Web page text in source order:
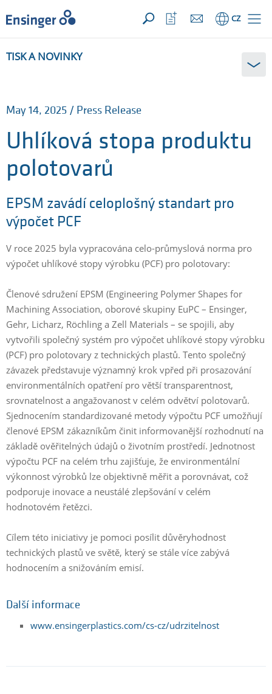
VAŠE POPTÁVKA ({{productCount}} Produkty)OTEVŘÍT
Domů CZ
Otevřít
seznam
oblíbených
TISK A NOVINKY
May 14, 2025 / Press Release
Uhlíková stopa produktu
polotovarů
EPSM zavádí celoplošný standart pro
výpočet PCF
V roce 2025 byla vypracována celo-průmyslová norma pro
výpočet uhlíkové stopy výrobku (PCF) pro polotovary:
Členové sdružení EPSM (Engineering Polymer Shapes for
Machining Association, oborové skupiny EuPC – Ensinger,
Gehr, Licharz, Röchling a Zell Materials – se spojili, aby
vytvořili společný systém pro výpočet uhlíkové stopy výrobku
(PCF) pro polotovary z technických plastů. Tento společný
závazek představuje významný krok vpřed při prosazování
environmentálních opatření pro větší transparentnost,
srovnatelnost a angažovanost v celém odvětví polotovarů.
Sjednocením standardizované metody výpočtu PCF umožňují
členové EPSM zákazníkům činit informovanější rozhodnutí na
základě ověřitelných údajů o životním prostředí. Jednotnost
výpočtu PCF na celém trhu zajišťuje, že environmentální
výkonnost výrobků lze objektivně měřit a porovnávat, což
podporuje inovace a neustálé zlepšování v celém
hodnotovém řetězci.
Cílem této iniciativy je pomoci posílit důvěryhodnost
technických plastů ve světě, který se stále více zabývá
hodnocením a snižováním emisí.
Další informace
www.ensingerplastics.com/cs-cz/udrzitelnost